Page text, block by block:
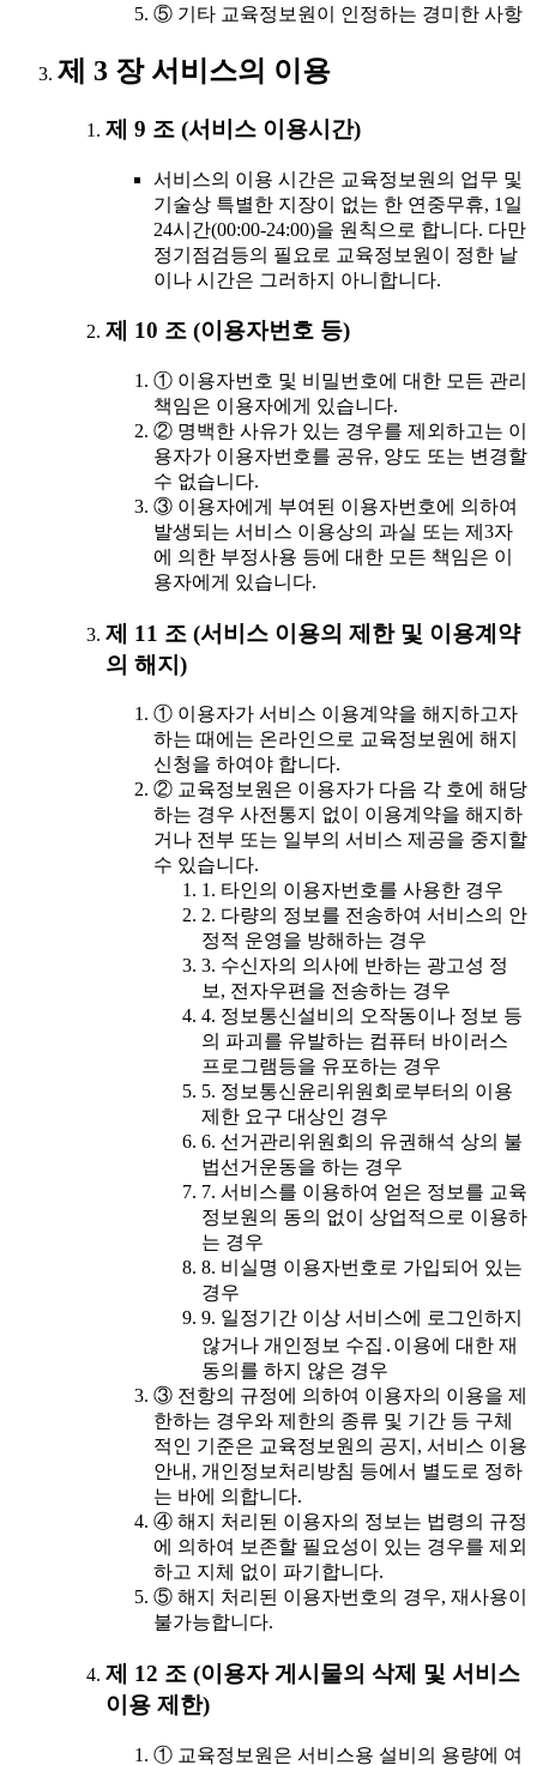
⑤ 기타 교육정보원이 인정하는 경미한 사항
제 3 장 서비스의 이용
제 9 조 (서비스 이용시간)
서비스의 이용 시간은 교육정보원의 업무 및
기술상 특별한 지장이 없는 한 연중무휴, 1일
24시간(00:00-24:00)을 원칙으로 합니다. 다만
정기점검등의 필요로 교육정보원이 정한 날
이나 시간은 그러하지 아니합니다.
제 10 조 (이용자번호 등)
① 이용자번호 및 비밀번호에 대한 모든 관리
책임은 이용자에게 있습니다.
② 명백한 사유가 있는 경우를 제외하고는 이
용자가 이용자번호를 공유, 양도 또는 변경할
수 없습니다.
③ 이용자에게 부여된 이용자번호에 의하여
발생되는 서비스 이용상의 과실 또는 제3자
에 의한 부정사용 등에 대한 모든 책임은 이
용자에게 있습니다.
제 11 조 (서비스 이용의 제한 및 이용계약
의 해지)
① 이용자가 서비스 이용계약을 해지하고자
하는 때에는 온라인으로 교육정보원에 해지
신청을 하여야 합니다.
② 교육정보원은 이용자가 다음 각 호에 해당
하는 경우 사전통지 없이 이용계약을 해지하
거나 전부 또는 일부의 서비스 제공을 중지할
수 있습니다.
1. 타인의 이용자번호를 사용한 경우
2. 다량의 정보를 전송하여 서비스의 안
정적 운영을 방해하는 경우
3. 수신자의 의사에 반하는 광고성 정
보, 전자우편을 전송하는 경우
4. 정보통신설비의 오작동이나 정보 등
의 파괴를 유발하는 컴퓨터 바이러스
프로그램등을 유포하는 경우
5. 정보통신윤리위원회로부터의 이용
제한 요구 대상인 경우
6. 선거관리위원회의 유권해석 상의 불
법선거운동을 하는 경우
7. 서비스를 이용하여 얻은 정보를 교육
정보원의 동의 없이 상업적으로 이용하
는 경우
8. 비실명 이용자번호로 가입되어 있는
경우
9. 일정기간 이상 서비스에 로그인하지
않거나 개인정보 수집․이용에 대한 재
동의를 하지 않은 경우
③ 전항의 규정에 의하여 이용자의 이용을 제
한하는 경우와 제한의 종류 및 기간 등 구체
적인 기준은 교육정보원의 공지, 서비스 이용
안내, 개인정보처리방침 등에서 별도로 정하
는 바에 의합니다.
④ 해지 처리된 이용자의 정보는 법령의 규정
에 의하여 보존할 필요성이 있는 경우를 제외
하고 지체 없이 파기합니다.
⑤ 해지 처리된 이용자번호의 경우, 재사용이
불가능합니다.
제 12 조 (이용자 게시물의 삭제 및 서비스
이용 제한)
① 교육정보원은 서비스용 설비의 용량에 여